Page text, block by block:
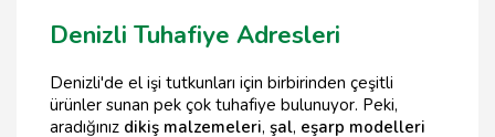
Denizli Tuhafiye Adresleri
Denizli'de el işi tutkunları için birbirinden çeşitli
ürünler sunan pek çok tuhafiye bulunuyor. Peki,
aradığınız dikiş malzemeleri, şal, eşarp modelleri